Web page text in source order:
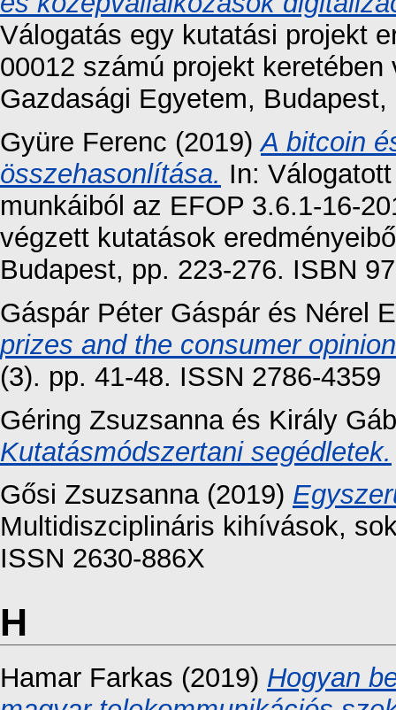
Válogatás egy kutatási projekt
00012 számú projekt
Gazdasági Egyetem,
Gyüre Ferenc (2019)A bitcoin
összehasonlítása. In:
munkáiból az EFOP 3.6.1-16-
végzett kutatások
Budapest, pp. 223-276. ISBN
Gáspár Péter Gáspár és Nérel
prizes and the consumer
(3). pp. 41-48. ISSN 2786-4359
Géring Zsuzsannaés Király
Kutatásmódszertani segédletek.
Gősi Zsuzsanna(2019)
Multidiszciplináris kihívások,
ISSN 2630-886X
H
Hamar Farkas (2019) Hogyan